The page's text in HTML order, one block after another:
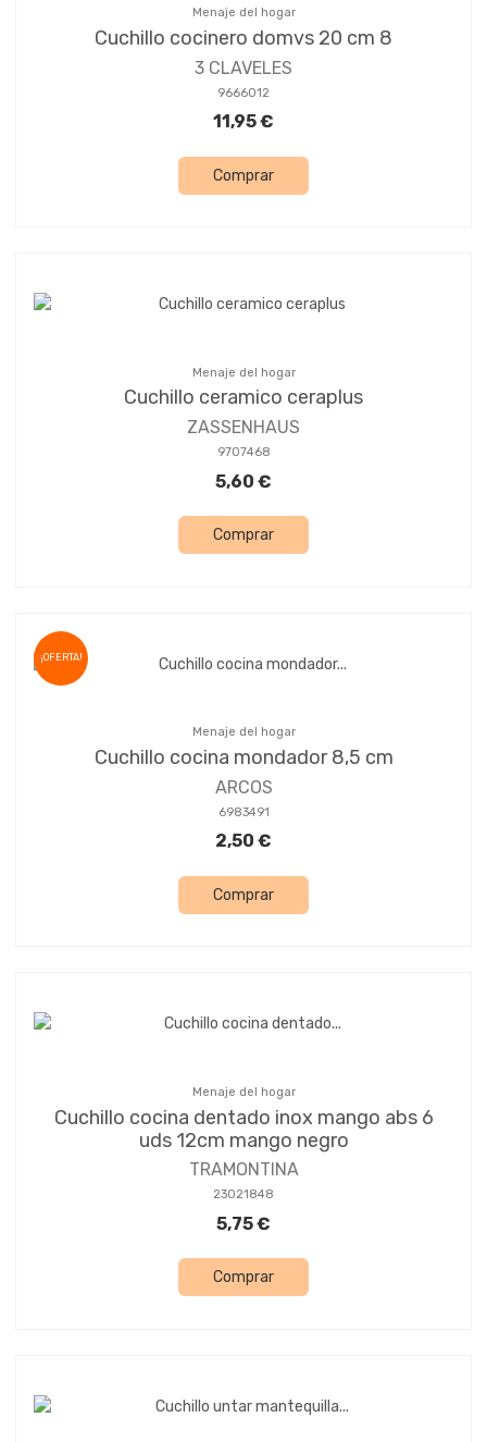
Menaje del hogar
Cuchillo cocinero domvs 20 cm 8
3 CLAVELES
9666012
11,95 €
Comprar
Menaje del hogar
Cuchillo ceramico ceraplus
ZASSENHAUS
9707468
5,60 €
Comprar
¡OFERTA!
Menaje del hogar
Cuchillo cocina mondador 8,5 cm
ARCOS
6983491
2,50 €
Comprar
Menaje del hogar
Cuchillo cocina dentado inox mango abs 6
uds 12cm mango negro
TRAMONTINA
23021848
5,75 €
Comprar